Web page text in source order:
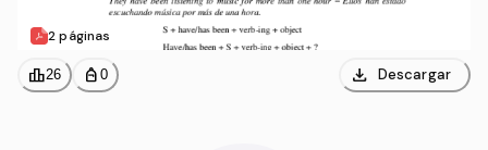
2 páginas
leaderboard26 personal_bag 0 download Descargar